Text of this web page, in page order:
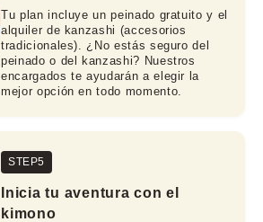
Tu plan incluye un peinado gratuito y el
alquiler de kanzashi (accesorios
tradicionales). ¿No estás seguro del
peinado o del kanzashi? Nuestros
encargados te ayudarán a elegir la
mejor opción en todo momento.
STEP5
Inicia tu aventura con el
kimono